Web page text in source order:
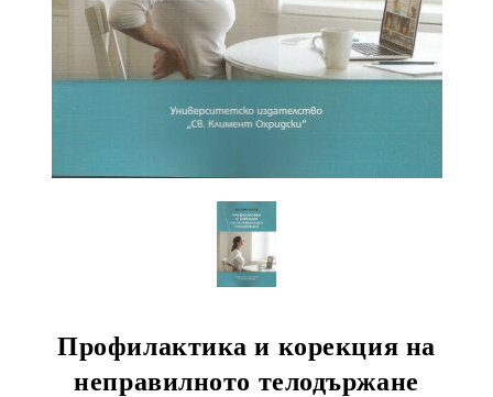
Профилактика и корекция на
неправилното телодържане